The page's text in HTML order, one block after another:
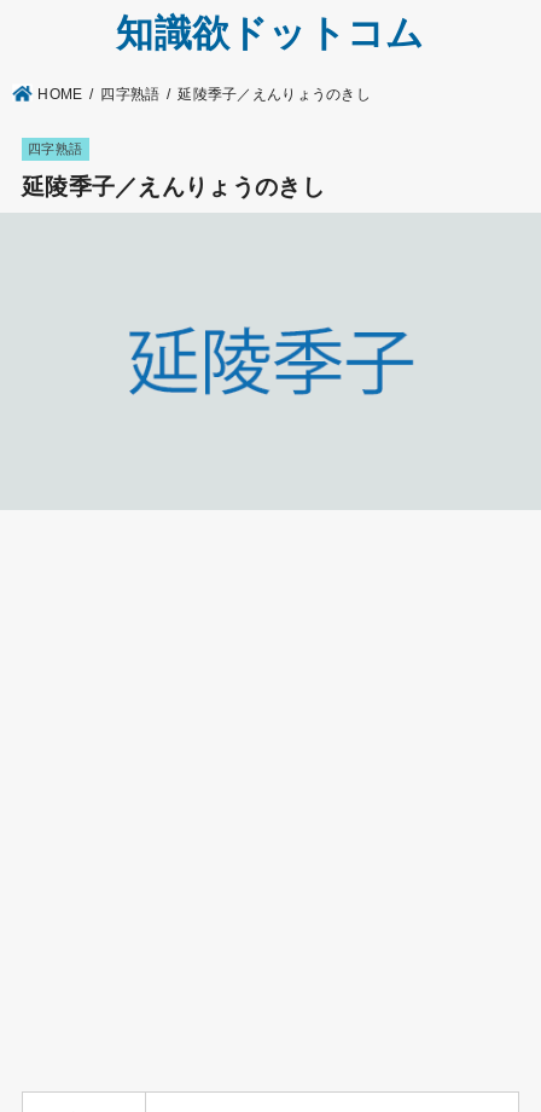
知識欲ドットコム
HOME 四字熟語 延陵季子／えんりょうのきし
四字熟語
延陵季子／えんりょうのきし